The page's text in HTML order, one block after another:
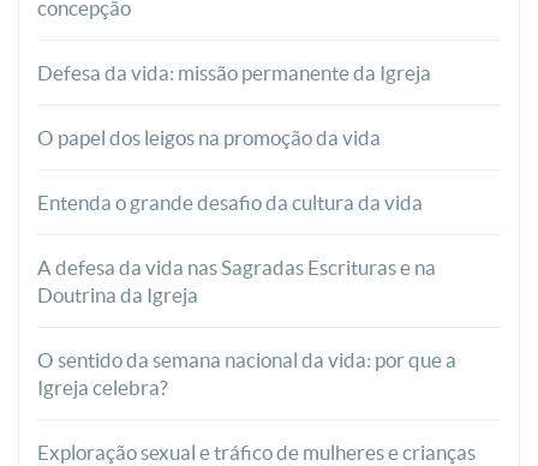
concepção
Defesa da vida: missão permanente da Igreja
O papel dos leigos na promoção da vida
Entenda o grande desafio da cultura da vida
A defesa da vida nas Sagradas Escrituras e na
Doutrina da Igreja
O sentido da semana nacional da vida: por que a
Igreja celebra?
Exploração sexual e tráfico de mulheres e crianças